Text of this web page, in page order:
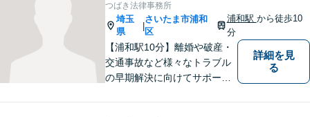
つばき法律事務所
埼玉
県
|
さいたま市浦和
区
浦和駅 から徒歩10
分
【浦和駅10分】離婚や破産・
交通事故など様々なトラブル
の早期解決に向けてサポート
詳細を見
る